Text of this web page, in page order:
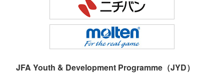
JFA Youth & Development Programme（JYD）